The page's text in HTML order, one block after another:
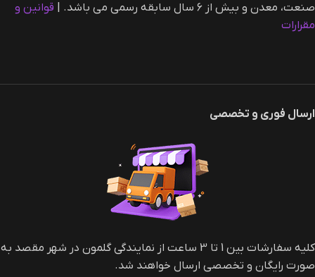
صنعت، معدن و بیش از ۶ سال سابقه رسمی می باشد. |‌
قوانین و
مقرارات
ارسال فوری و تخصصی
کلیه سفارشات بین 1 تا 3 ساعت از نمایندگی گلمون در شهر مقصد به
صورت رایگان و تخصصی ارسال خواهند شد.